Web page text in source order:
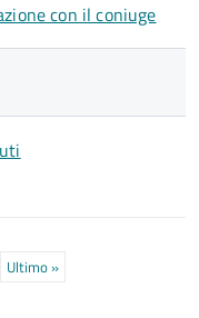
con il coniuge
Ultima
Ultimo »